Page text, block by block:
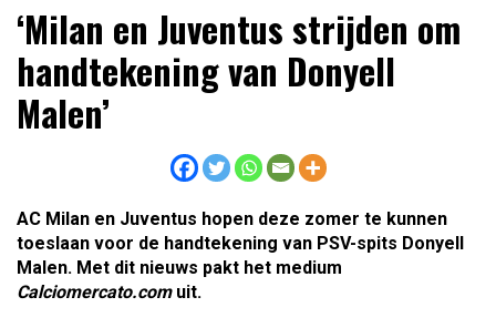
‘Milan en Juventus strijden om
handtekening van Donyell
Malen’
AC Milan en Juventus hopen deze zomer te kunnen
toeslaan voor de handtekening van PSV-spits Donyell
Malen. Met dit nieuws pakt het medium
Calciomercato.comuit.